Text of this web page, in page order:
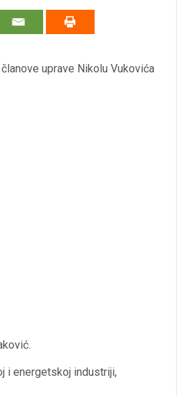
uprave Nikolu Vukovića
i energetskoj industriji,